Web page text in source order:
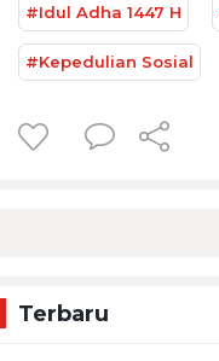
#Idul Adha 1447 H
#Kepedulian Sosial
Terbaru